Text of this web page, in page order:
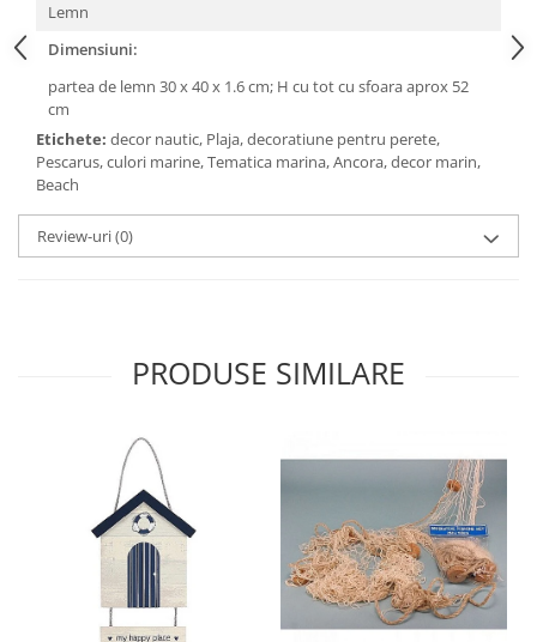
Lemn
Dimensiuni:
partea de lemn 30 x 40 x 1.6 cm; H cu tot cu sfoara aprox 52
cm
Etichete: decor nautic, Plaja, decoratiune pentru perete,
Pescarus, culori marine, Tematica marina, Ancora, decor marin,
Beach
Review-uri(0)
PRODUSE SIMILARE